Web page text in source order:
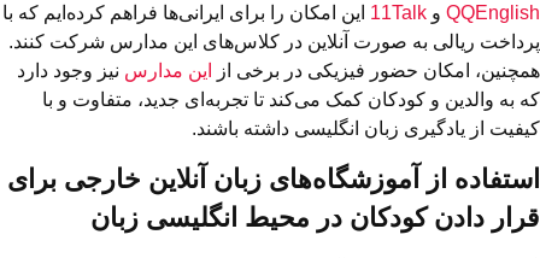
QQEnglish و 11Talk این امکان را برای ایرانی‌ها فراهم کرده‌ایم که با
پرداخت ریالی به صورت آنلاین در کلاس‌های این مدارس شرکت کنند.
همچنین، امکان حضور فیزیکی در برخی از
این مدارس نیز وجود دارد
که به والدین و کودکان کمک می‌کند تا تجربه‌ای جدید، متفاوت و با
کیفیت از یادگیری زبان انگلیسی داشته باشند.
استفاده از آموزشگاه‌های زبان آنلاین خارجی برای
قرار دادن کودکان در محیط انگلیسی زبان